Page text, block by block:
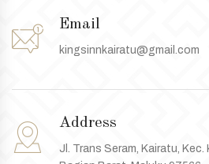
Email
kingsinnkairatu@gmail.com
Address
Jl. Trans Seram, Kairatu,